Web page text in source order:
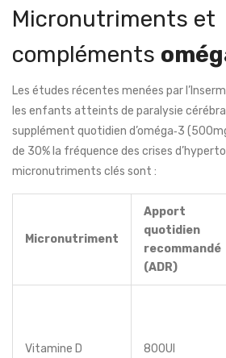
Micronutriments et
compléments
Les études récentes menées par
les enfants atteints de paralysie
supplément quotidien d’oméga‑3
de 30% la fréquence des crises
micronutriments clés sont :
Micronutriment
Apport
quotidien
recommandé
(ADR)
Vitamine D 800UI